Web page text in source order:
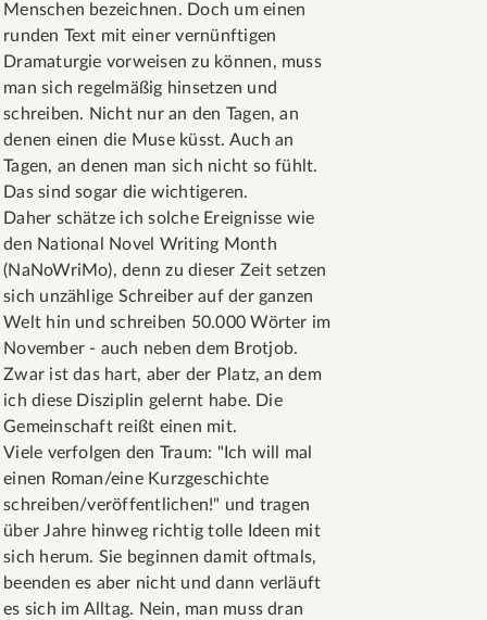
Menschen bezeichnen. Doch um einen
runden Text mit einer vernünftigen
Dramaturgie vorweisen zu können, muss
man sich regelmäßig hinsetzen und
schreiben. Nicht nur an den Tagen, an
denen einen die Muse küsst. Auch an
Tagen, an denen man sich nicht so fühlt.
Das sind sogar die wichtigeren.
Daher schätze ich solche Ereignisse wie
den National Novel Writing Month
(NaNoWriMo), denn zu dieser Zeit setzen
sich unzählige Schreiber auf der ganzen
Welt hin und schreiben 50.000 Wörter im
November - auch neben dem Brotjob.
Zwar ist das hart, aber der Platz, an dem
ich diese Disziplin gelernt habe. Die
Gemeinschaft reißt einen mit.
Viele verfolgen den Traum: "Ich will mal
einen Roman/eine Kurzgeschichte
schreiben/veröffentlichen!" und tragen
über Jahre hinweg richtig tolle Ideen mit
sich herum. Sie beginnen damit oftmals,
beenden es aber nicht und dann verläuft
es sich im Alltag. Nein, man muss dran